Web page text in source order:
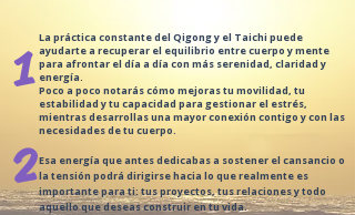
1
2
La práctica constante del Qigong y el Taichi puede
ayudarte a recuperar el equilibrio entre cuerpo y mente
para afrontar el día a día con más serenidad, claridad y
energía.
Poco a poco notarás cómo mejoras tu movilidad, tu
estabilidad y tu capacidad para gestionar el estrés,
mientras desarrollas una mayor conexión contigo y con las
necesidades de tu cuerpo.
Esa energía que antes dedicabas a sostener el cansancio o
la tensión podrá dirigirse hacia lo que realmente es
importante para ti: tus proyectos, tus relaciones y todo
aquello que deseas construir en tu vida.